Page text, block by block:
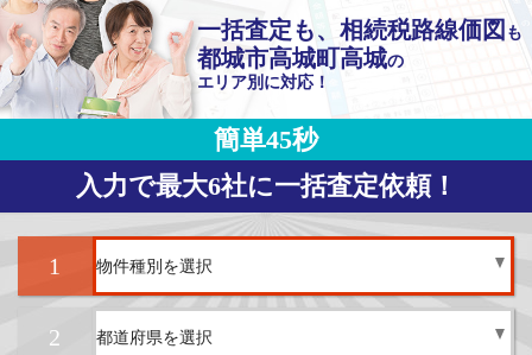
一括査定も、相続税路線価図 も
都城市高城町高城の
エリア別に対応！
簡単45秒
入力で最大6社に一括査定依頼！
1
2